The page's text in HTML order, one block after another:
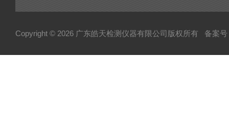
Copyright © 2026 广东皓天检测仪器有限公司版权所有 备案号